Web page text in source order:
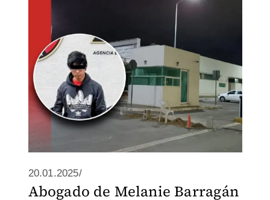
20.01.2025/
Abogado de Melanie Barragán